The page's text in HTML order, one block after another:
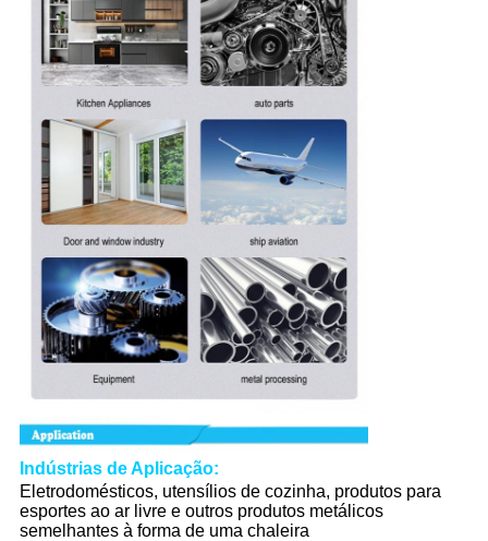
Indústrias de Aplicação:
Eletrodomésticos, utensílios de cozinha, produtos para
esportes ao ar livre e outros produtos metálicos
semelhantes à forma de uma chaleira